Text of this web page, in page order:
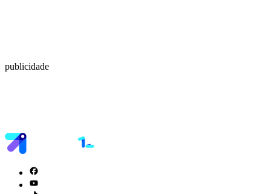
publicidade